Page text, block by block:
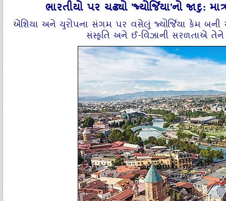
ભારતીયો પર ચઢ્યો 'જ્યોર્જિયા'નો જાદુ:
એશિયા અને યુરોપના સંગમ પર વસેલું જ્યોર્જિયા કેમ બની
સંસ્કૃતિ અને ઈ-વિઝાની સરળતાએ તેને